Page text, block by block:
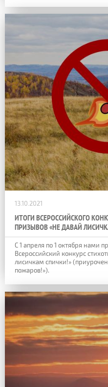
13.10.2021
ИТОГИ ВСЕРОССИЙСКОГО
ПРИЗЫВОВ «НЕ ДАВАЙ
С 1 апреля по 1 октября нами
Всероссийский конкурс
лисичкам спички!»
пожаров!»).